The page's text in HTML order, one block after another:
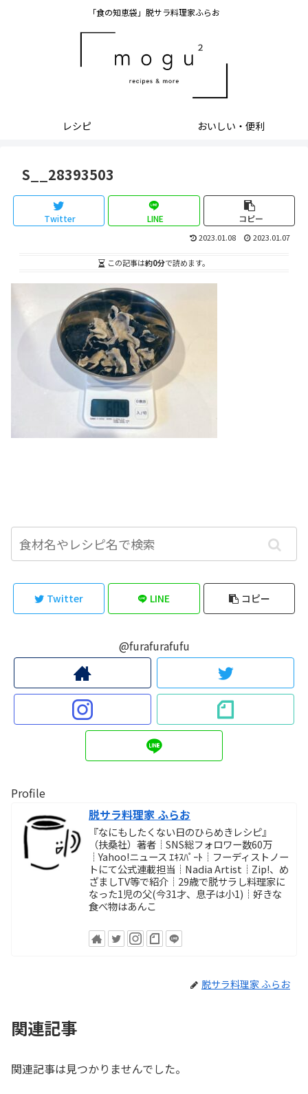
「食の知恵袋」脱サラ料理家ふらお
レシピ おいしい・便利
S__28393503
Twitter LINE コピー
2023.01.08 2023.01.07
この記事は約0分で読めます。
Twitter LINE コピー
@furafurafufu
Profile
脱サラ料理家 ふらお
『なにもしたくない日のひらめきレシピ』
（扶桑社）著者┊SNS総フォロワー数60万
┊Yahoo!ニュース ｴｷｽﾊﾟｰﾄ┊フーディストノー
トにて公式連載担当┊Nadia Artist┊Zip!、め
ざましTV等で紹介┊29歳で脱サラし料理家に
なった1児の父(今31才、息子は小1)┊好きな
食べ物はあんこ
脱サラ料理家 ふらお
関連記事
関連記事は見つかりませんでした。